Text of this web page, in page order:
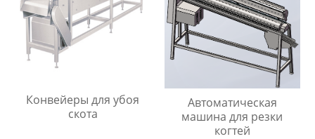
Конвейеры для убоя
скота
Автоматическая
машина для резки
когтей